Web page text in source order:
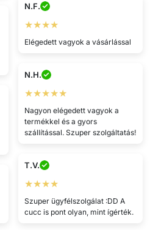
N.F.
★★★★
Elégedett vagyok a vásárlással
N.H.
★★★★★
Nagyon elégedett vagyok a
termékkel és a gyors
szállítással. Szuper szolgáltatás!
T.V.
★★★★
Szuper ügyfélszolgálat :DD A
cucc is pont olyan, mint ígérték.